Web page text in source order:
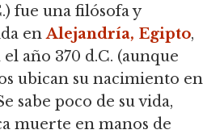
fue una filósofa y
enAlejandría, Egipto,
año 370 d.C. (aunque
ubican su nacimiento en
sabe poco de su vida,
muerte en manos de